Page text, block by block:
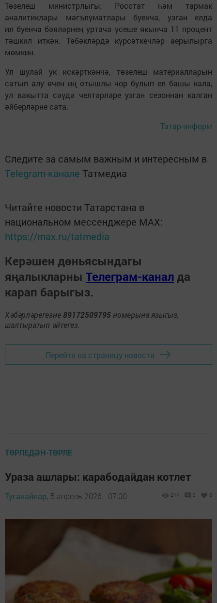
Төзелеш министрлыгы, Росстат һәм тармак
аналитиклары мәгълүматлары буенча, узган елда
ил буенча бәяләрнең уртача үсеше якынча 11 процент
тәшкил иткән. Төбәкләрдә күрсәткечләр аерылырга
мөмкин.
Ул шулай ук искәрткәнчә, төзелеш материалларын
сатып алу өчен иң отышлы чор булып ел башы кала,
ул вакытта сәүдә челтәрләре узган сезоннан калган
әйберләрне сата.
Татар-информ
Следите за самым важным и интересным в
Telegram-канале Татмедиа
Читайте новости Татарстана в
национальном мессенджере MАХ:
https://max.ru/tatmedia
Керәшен дөньясындагы
яңалыкларны Телеграм-канал да
карап барыгыз.
Хәбәрләрегезне 89172509795 номерына языгыз,
шалтыратып әйтегез.
Перейти на страницу новости
ТӨРЛЕДӘН-ТӨРЛЕ
Ураза ашлары: карабодайдан котлет
Туганайлар, 5 апрель 2026 - 07:00 244 0 0